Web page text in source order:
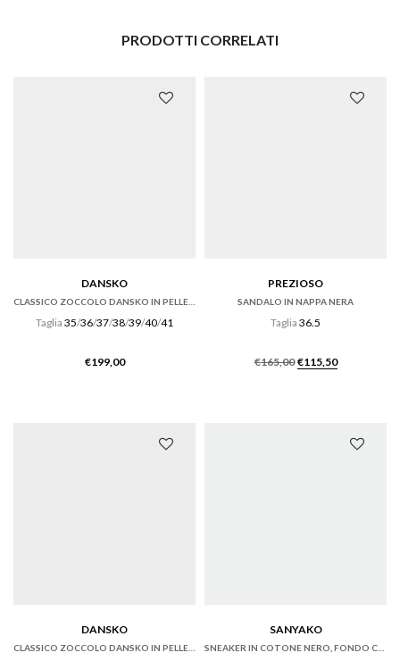
PRODOTTI CORRELATI
DANSKO
Taglia 35/36/37/38/39/40/41
€199,00
PREZIOSO
SANDALO IN NAPPA NERA
Taglia 36.5
€165,00 Il
€115,50Il
DANSKO
CLASSICO ZOCCOLO DANSKO IN PELLE ANTIQUE BROWN
SANYAKO
SNEAKER IN COTONE NERO, FONDO CASSETTA